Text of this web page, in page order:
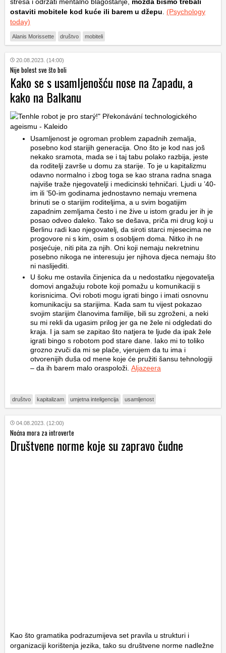
stresa i održati mentalno blagostanje, možda bismo trebali
ostaviti mobitele kod kuće ili barem u džepu. (Psychology
today)
Alanis Morissette društvo mobiteli
20.08.2023. (14:00)
Nije bolest sve što boli
Kako se s usamljenošću nose na Zapadu, a
kako na Balkanu
Usamljenost je ogroman problem zapadnih zemalja,
posebno kod starijih generacija. Ono što je kod nas još
nekako sramota, mada se i taj tabu polako razbija, jeste
da roditelji završe u domu za starije. To je u kapitalizmu
odavno normalno i zbog toga se kao strana radna snaga
najviše traže njegovatelji i medicinski tehničari. Ljudi u ’40-
im ili ’50-im godinama jednostavno nemaju vremena
brinuti se o starijim roditeljima, a u svim bogatijim
zapadnim zemljama često i ne žive u istom gradu jer ih je
posao odveo daleko. Tako se dešava, priča mi drug koji u
Berlinu radi kao njegovatelj, da siroti starci mjesecima ne
progovore ni s kim, osim s osobljem doma. Nitko ih ne
posjećuje, niti pita za njih. Oni koji nemaju nekretninu
posebno nikoga ne interesuju jer njihova djeca nemaju što
ni naslijediti.
U šoku me ostavila činjenica da u nedostatku njegovatelja
domovi angažuju robote koji pomažu u komunikaciji s
korisnicima. Ovi roboti mogu igrati bingo i imati osnovnu
komunikaciju sa starijima. Kada sam tu vijest pokazao
svojim starijim članovima familije, bili su zgroženi, a neki
su mi rekli da ugasim prilog jer ga ne žele ni odgledati do
kraja. I ja sam se zapitao što natjera te ljude da ipak žele
igrati bingo s robotom pod stare dane. Iako mi to toliko
grozno zvuči da mi se plače, vjerujem da tu ima i
otvorenijih duša od mene koje će pružiti šansu tehnologiji
– da ih barem malo oraspoloži. Aljazeera
društvo kapitalizam umjetna inteligencija usamljenost
04.08.2023. (12:00)
Noćna mora za introverte
Društvene norme koje su zapravo čudne
Kao što gramatika podrazumijeva set pravila u strukturi i
organizaciji korištenja jezika, tako su društvene norme nadležne